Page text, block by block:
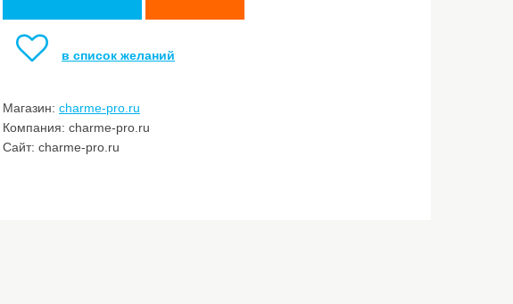
в список желаний
Магазин: charme-pro.ru
Компания: charme-pro.ru
Сайт: charme-pro.ru